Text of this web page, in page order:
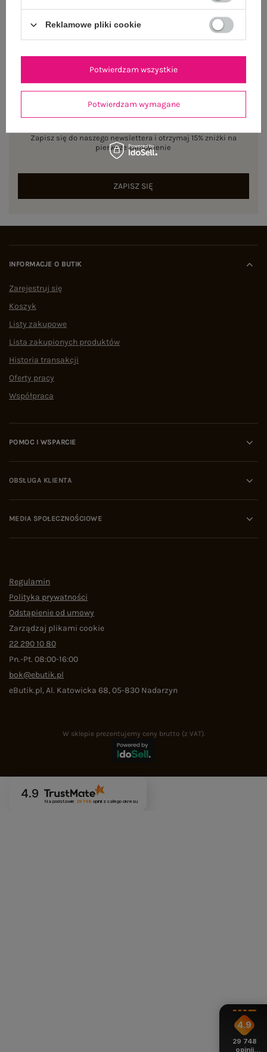
NEWSLETTER
Zapisz się do naszego newslettera i otrzymaj 15% zniżki na
pierwsze zamówienie
ZAPISZ SIĘ
INFORMACJE O BUTIK
Zarejestruj się
Koszyk
Listy zakupowe
Lista zakupionych produktów
Historia transakcji
Oferty pracy
Współpraca
POMOC I WSPARCIE
OBSŁUGA KLIENTA
MEDIA SPOŁECZNOŚCIOWE
Regulamin
Polityka prywatności
Odstąpienie od umowy
Zarządzaj plikami cookie
22 290 10 80
Pn.-Pt. 08:00-16:00
bok@ebutik.pl
eButik.pl,Al. Katowicka 68,05-830 Nadarzyn
W sklepie prezentujemy ceny brutto (z VAT).
4.9
Na podstawie 29 748 opinii z całego okresu
4.9
29 748
opinii
Reklamowe pliki cookie
Potwierdzam wymagane
Potwierdzam wszystkie